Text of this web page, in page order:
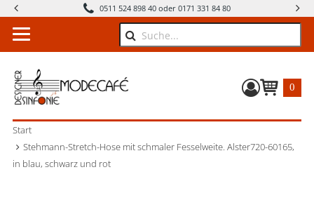
0511 524 898 40 oder 0171 331 84 80
Suche
0
Start
Stehmann-Stretch-Hose mit schmaler Fesselweite. Alster720-60165,
in blau, schwarz und rot